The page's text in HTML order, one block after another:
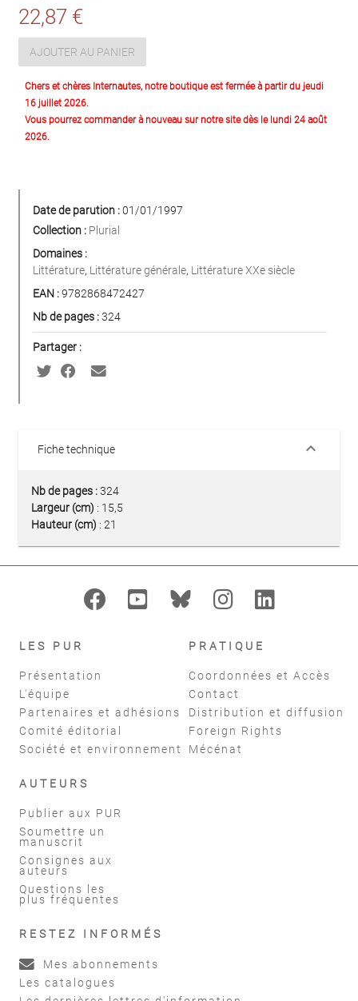
22,87 €
AJOUTER AU PANIER
Chers et chères Internautes, notre boutique est fermée à partir du jeudi
16 juillet 2026.
Vous pourrez commander à nouveau sur notre site dès le lundi 24 août
2026.
Date de parution :01/01/1997
Collection : Plurial
Domaines :
Littérature, Littérature générale, Littérature XXe siècle
EAN :9782868472427
Nb de pages :324
Partager :
Fiche technique keyboard_arrow_down
Nb de pages :324
Largeur (cm) : 15,5
Hauteur (cm) : 21
LES PUR
Présentation
L'équipe
Partenaires et adhésions
Comité éditorial
Société et environnement
PRATIQUE
Coordonnées et Accès
Contact
Distribution et diffusion
Foreign Rights
Mécénat
AUTEURS
Publier aux PUR
Soumettre un
manuscrit
Consignes aux
auteurs
Questions les
plus fréquentes
RESTEZ INFORMÉS
Mes abonnements
Les catalogues